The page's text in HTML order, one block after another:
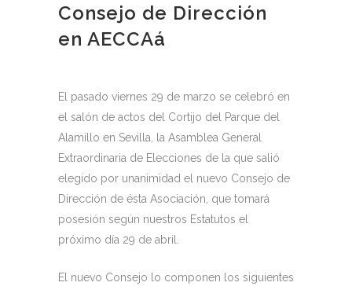
Consejo de Dirección
en AECCAá
El pasado viernes 29 de marzo se celebró en
el salón de actos del Cortijo del Parque del
Alamillo en Sevilla, la Asamblea General
Extraordinaria de Elecciones de la que salió
elegido por unanimidad el nuevo Consejo de
Dirección de ésta Asociación, que tomará
posesión según nuestros Estatutos el
próximo día 29 de abril.
El nuevo Consejo lo componen los siguientes